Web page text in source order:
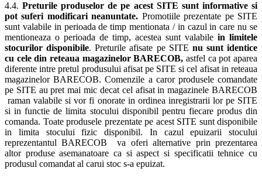
4.4. Preturile produselor de pe acest SITE sunt informative si
pot suferi modificari neanuntate. Promotiile prezentate pe SITE
sunt valabile in perioada de timp mentionata / in cazul in care nu se
mentioneaza o perioada de timp, acestea sunt valabile in limitele
stocurilor disponibile. Preturile afisate pe SITE nu sunt identice
cu cele din reteaua magazinelor BARECOB, astfel ca pot aparea
diferente intre pretul produsului afisat pe SITE si cel afisat in reteaua
magazinelor BARECOB. Comenzile a caror produsele comandate
pe SITE au pret mai mic decat cel afisat in magazinele BARECOB
raman valabile si vor fi onorate in ordinea inregistrarii lor pe SITE
si in functie de limita stocului disponibil pentru fiecare produs din
comanda. Toate produsele prezentate pe acest SITE sunt disponibile
in limita stocului fizic disponibil. In cazul epuizarii stocului
reprezentantul BARECOB va oferi alternative prin prezentarea
altor produse asemanatoare ca si aspect si specificatii tehnice cu
produsul comandat al carui stoc s-a epuizat.